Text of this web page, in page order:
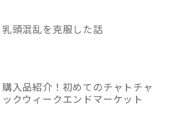
乳頭混乱を克服した話
購入品紹介！初めてのチャトチャ
ックウィークエンドマーケット